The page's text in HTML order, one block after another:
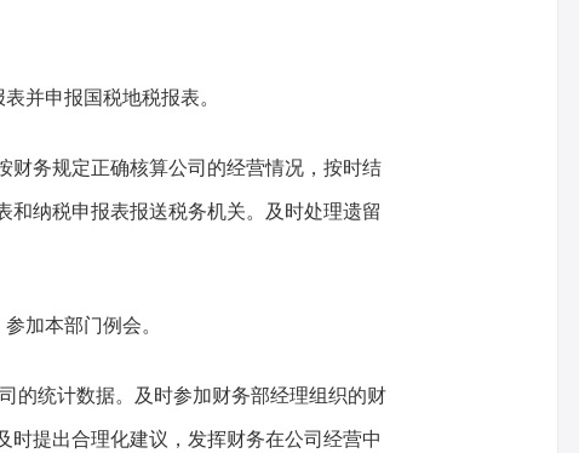
申报国税地税报表。
务规定正确核算公司的经营情况，按时结
和纳税申报表报送税务机关。及时处理遗留
加本部门例会。
统计数据。及时参加财务部经理组织的财
时提出合理化建议，发挥财务在公司经营中